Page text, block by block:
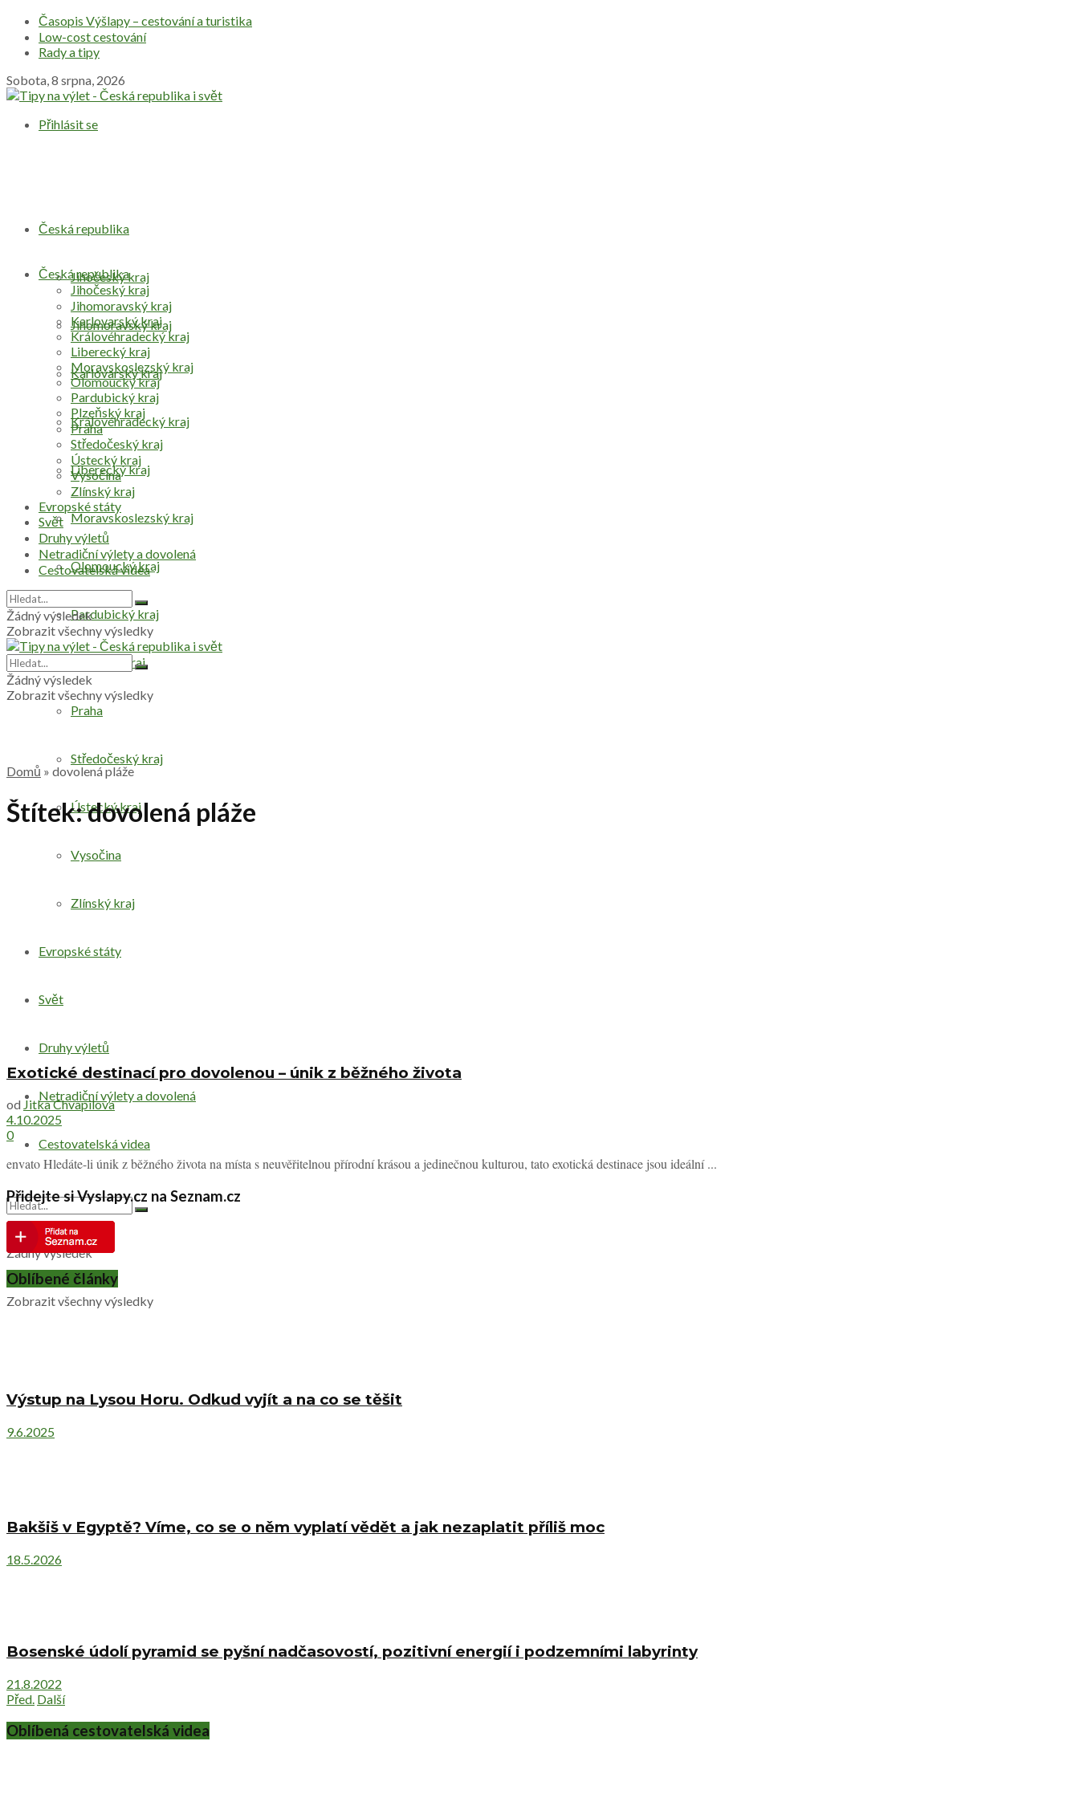
Časopis Výšlapy – cestování a turistika
Low-cost cestování
Rady a tipy
Sobota, 8 srpna, 2026
Přihlásit se
Česká republika
Jihočeský kraj
Jihomoravský kraj
Karlovarský kraj
Královéhradecký kraj
Liberecký kraj
Moravskoslezský kraj
Olomoucký kraj
Pardubický kraj
Plzeňský kraj
Praha
Středočeský kraj
Ústecký kraj
Vysočina
Zlínský kraj
Evropské státy
Svět
Druhy výletů
Netradiční výlety a dovolená
Cestovatelská videa
Žádný výsledek
Zobrazit všechny výsledky
Česká republika
Jihočeský kraj
Jihomoravský kraj
Karlovarský kraj
Královéhradecký kraj
Liberecký kraj
Moravskoslezský kraj
Olomoucký kraj
Pardubický kraj
Plzeňský kraj
Praha
Středočeský kraj
Ústecký kraj
Vysočina
Zlínský kraj
Evropské státy
Svět
Druhy výletů
Netradiční výlety a dovolená
Cestovatelská videa
Žádný výsledek
Zobrazit všechny výsledky
Žádný výsledek
Zobrazit všechny výsledky
Domů » dovolená pláže
Štítek:dovolená pláže
Exotické destinací pro dovolenou – únik z běžného života
od Jitka Chvapilova
4.10.2025
0
envato Hledáte-li únik z běžného života na místa s neuvěřitelnou přírodní krásou a jedinečnou kulturou, tato exotická destinace jsou ideální ...
Přidejte si Vyslapy.cz na Seznam.cz
Oblíbené články
Výstup na Lysou Horu. Odkud vyjít a na co se těšit
9.6.2025
Bakšiš v Egyptě? Víme, co se o něm vyplatí vědět a jak nezaplatit příliš moc
18.5.2026
Bosenské údolí pyramid se pyšní nadčasovostí, pozitivní energií i podzemními labyrinty
21.8.2022
Před. Další
Oblíbená cestovatelská videa